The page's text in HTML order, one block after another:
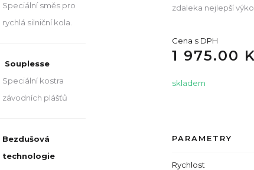
zdaleka nejlepší
Cena s DPH
1 975.00
skladem
PARAMETRY
Rychlost
Speciální směs pro
rychlá silniční kola.
Souplesse
Speciální kostra
závodních plášťů
Bezdušová
technologie